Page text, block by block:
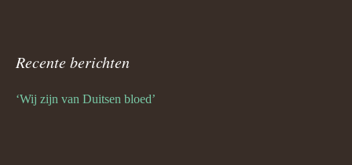
Recente berichten
‘Wij zijn van Duitsen bloed’